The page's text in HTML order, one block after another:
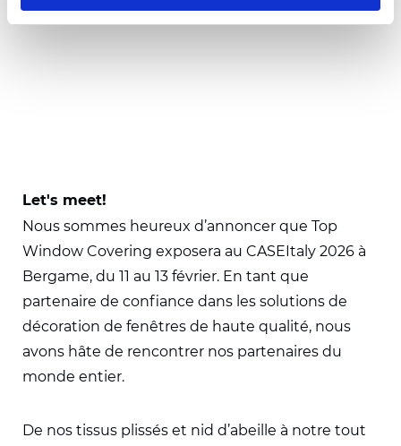
Let's meet!
Nous sommes heureux d’annoncer que Top
Window Covering exposera au CASEItaly 2026 à
Bergame, du 11 au 13 février. En tant que
partenaire de confiance dans les solutions de
décoration de fenêtres de haute qualité, nous
avons hâte de rencontrer nos partenaires du
monde entier.
De nos tissus plissés et nid d’abeille à notre tout